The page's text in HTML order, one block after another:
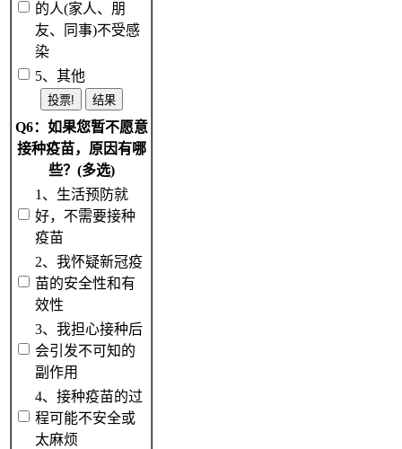
的人(家人、朋
友、同事)不受感
染
5、其他
Q6：如果您暂不愿意
接种疫苗，原因有哪
些？(多选)
1、生活预防就
好，不需要接种
疫苗
2、我怀疑新冠疫
苗的安全性和有
效性
3、我担心接种后
会引发不可知的
副作用
4、接种疫苗的过
程可能不安全或
太麻烦